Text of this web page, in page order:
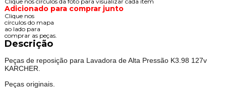
Adicionado para comprar junto
Clique nos
círculos do mapa
ao lado para
comprar as peças.
Descrição
Peças de reposição para Lavadora de Alta Pressão K3.98 127v
KARCHER.
Peças originais.